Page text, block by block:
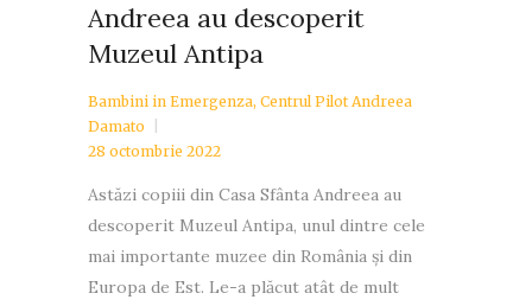
Andreea au descoperit
Muzeul Antipa
Bambini in Emergenza, Centrul Pilot Andreea
Damato
28 octombrie 2022
Astăzi copiii din Casa Sfânta Andreea au
descoperit Muzeul Antipa, unul dintre cele
mai importante muzee din România și din
Europa de Est. Le-a plăcut atât de mult